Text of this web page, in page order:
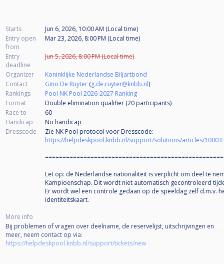
Starts
Jun 6, 2026, 10:00 AM (Local time)
Entry open
from
Mar 23, 2026, 8:00 PM (Local time)
Entry
deadline
Jun 5, 2026, 8:00 PM (Local time)
Organizer
Koninklijke Nederlandse Biljartbond
Contact
Gino De Ruyter (g.de.ruyter@knbb.nl)
Rankings
Pool NK Pool 2026-2027 Ranking
Format
Double elimination qualifier (20 participants)
Race to
60
Handicap
No handicap
Dresscode
Zie NK Pool protocol voor Dresscode:
https://helpdeskpool.knbb.nl/support/solutions/articles/
Let op: de Nederlandse nationaliteit is verplicht om deel te
Kampioenschap. Dit wordt niet automatisch gecontroleerd
Er wordt wel een controle gedaan op de speeldag zelf d.m.v.
identiteitskaart.
More info
Bij problemen of vragen over deelname, de reservelijst, uitschrijvingen en
meer, neem contact op via:
https://helpdeskpool.knbb.nl/support/tickets/new